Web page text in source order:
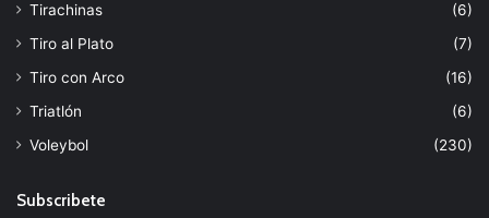
Tirachinas
(6)
Tiro al Plato
(7)
Tiro con Arco
(16)
Triatlón
(6)
Voleybol
(230)
Subscribete